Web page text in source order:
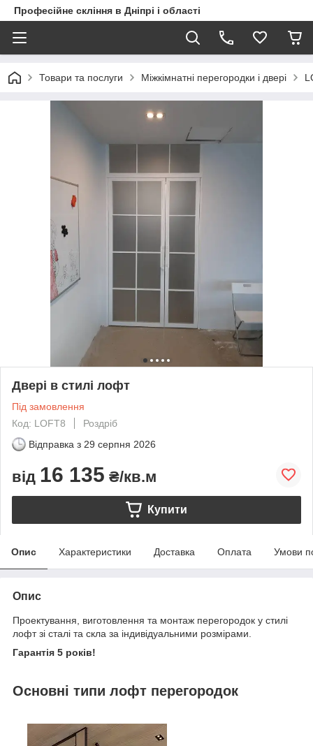
Професійне скління в Дніпрі і області
Товари та послуги Міжкімнатні перегородки і двері
Двері в стилі лофт
Під замовлення
Код: LOFT8
Роздріб
Відправка з 29 серпня 2026
від 16 135 ₴/кв.м
Купити
Опис Характеристики Доставка Оплата Умови
Опис
Проектування, виготовлення та монтаж перегородок у стилі
лофт зі сталі та скла за індивідуальними розмірами.
Гарантія 5 років!
Основні типи лофт перегородок